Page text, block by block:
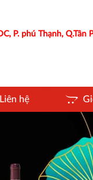
P. phú Thạnh, Q.Tân
Liên hệ